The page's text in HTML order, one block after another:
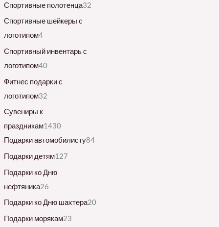
Спортивные полотенца32
Спортивные шейкеры с
логотипом4
Спортивный инвентарь с
логотипом40
Фитнес подарки с
логотипом32
Сувениры к
праздникам1430
Подарки автомобилисту84
Подарки детям127
Подарки ко Дню
нефтяника26
Подарки ко Дню шахтера20
Подарки морякам23